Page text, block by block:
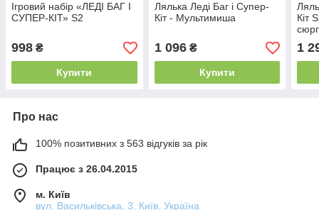
Ігровий набір «ЛЕДІ БАГ І
СУПЕР-КІТ» S2
998 ₴
Купити
Лялька Леді Баг і Супер-
Кіт - Мультимиша
1 096₴
Купити
Кіт
1
Про нас
100% позитивних з 563 відгуків за рік
Працює з 26.04.2015
м. Київ
вул. Васильківська, 3, Київ, Україна